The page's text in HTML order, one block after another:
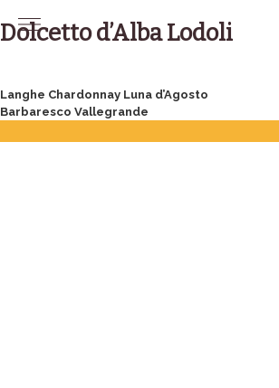
to
content
Dolcetto d’Alba Lodoli
Post
navigation
Langhe Chardonnay Luna d’Agosto
Barbaresco Vallegrande